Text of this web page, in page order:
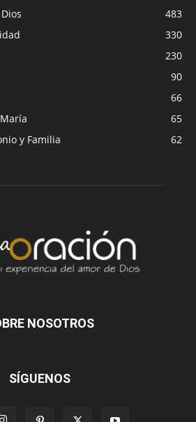
483
330
230
90
66
65
y Familia
62
NOSOTROS
SÍGUENOS